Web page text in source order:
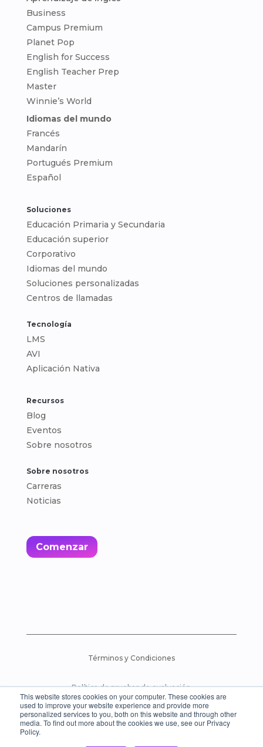
This website stores cookies on your computer. These cookies are
used to improve your website experience and provide more
personalized services to you, both on this website and through other
media. To find out more about the cookies we use, see our Privacy
Policy.
Business
Campus Premium
Planet Pop
English for Success
English Teacher Prep
Master
Winnie’s World
Idiomas del mundo
Francés
Mandarín
Portugués Premium
Español
Soluciones
Educación Primaria y Secundaria
Educación superior
Corporativo
Idiomas del mundo
Soluciones personalizadas
Centros de llamadas
Tecnología
LMS
AVI
Aplicación Nativa
Recursos
Blog
Eventos
Sobre nosotros
Sobre nosotros
Carreras
Noticias
Comenzar
Términos y Condiciones
Política de pruebas de evaluación
© 2026 Everybody Loves Languages – All Rights
Reserved.